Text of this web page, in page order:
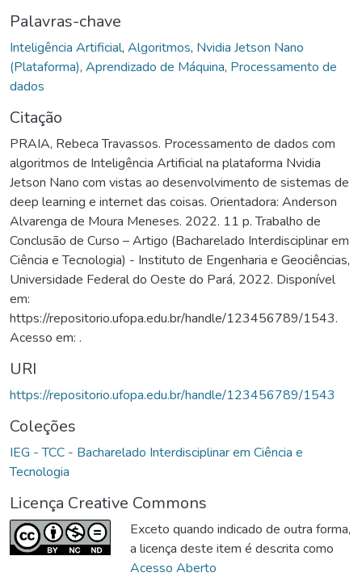
Palavras-chave
Inteligência Artificial, Algoritmos, Nvidia Jetson Nano
(Plataforma), Aprendizado de Máquina, Processamento de
dados
Citação
PRAIA, Rebeca Travassos. Processamento de dados com
algoritmos de Inteligência Artificial na plataforma Nvidia
Jetson Nano com vistas ao desenvolvimento de sistemas de
deep learning e internet das coisas. Orientadora: Anderson
Alvarenga de Moura Meneses. 2022. 11 p. Trabalho de
Conclusão de Curso – Artigo (Bacharelado Interdisciplinar em
Ciência e Tecnologia) - Instituto de Engenharia e Geociências,
Universidade Federal do Oeste do Pará, 2022. Disponível
em:
https://repositorio.ufopa.edu.br/handle/123456789/1543.
Acesso em: .
URI
https://repositorio.ufopa.edu.br/handle/123456789/1543
Coleções
IEG - TCC - Bacharelado Interdisciplinar em Ciência e
Tecnologia
Licença Creative Commons
Exceto quando indicado de outra forma,
a licença deste item é descrita como
Acesso Aberto